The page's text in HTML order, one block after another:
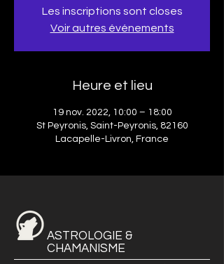
Les inscriptions sont closes
Voir autres événements
Heure et lieu
19 nov. 2022, 10:00 – 18:00
St Peyronis, Saint-Peyronis, 82160
Lacapelle-Livron, France
ASTROLOGIE &
CHAMANISME